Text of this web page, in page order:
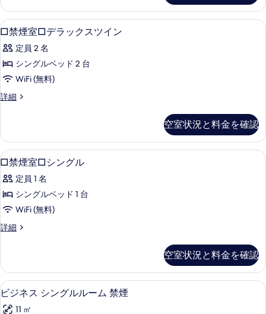
ド
1
台
禁
煙
の
す
て
の
写
真
を
表
示
ッ
1
台
禁
煙
の
詳
細
ル
の
す
べ
て
の
を
表
示
す
る
○
シ
ン
ル
の
細
□
禁
煙
室
□
デ
ク
ス
ツ
イ
ン
の
て
の
写
羽毛の掛け布団、デスク、遮光カー
1
□禁煙室□デラックスツイン
定員 2 名
シングルベッド 2 台
WiFi (無料)
詳細
□
□
デ
ラ
ク
ス
イ
ン
の
空室状況と料金を確認
□
禁
煙
室
□
シ
ル
の
す
羽毛の掛け布団、デスク、遮光カー
1
□禁煙室□シングル
定員 1 名
シングルベッド 1 台
WiFi (無料)
詳細
□
□
シ
ン
空室状況と料金を確認
ビ
ジ
ビジネス シングルルーム 禁煙 | 羽毛
16
ビジネス シングルルーム 禁煙
11 ㎡